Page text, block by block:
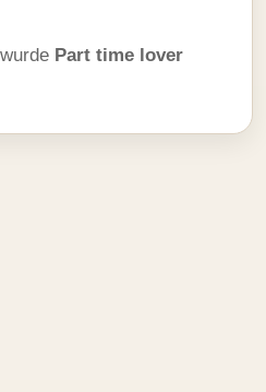
Part time lover